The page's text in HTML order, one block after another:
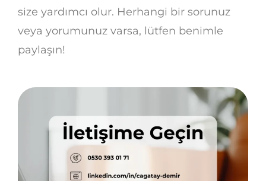
size yardımcı olur. Herhangi bir sorunuz
veya yorumunuz varsa, lütfen benimle
paylaşın!